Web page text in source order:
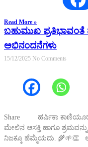
Read More »
ಬಹುಮುಖ
ಅಭಿನಂದನೆಗಳು
15/12/2025 No Comments
Share ಹರ್ಷಿಕಾ
ಮೇಲಿನ ಆಸಕ್ತಿ ಹಾಗೂ
ನಿಜಕ್ಕೂ ಹೆಮ್ಮೆಯದು. 🌾🌱👏